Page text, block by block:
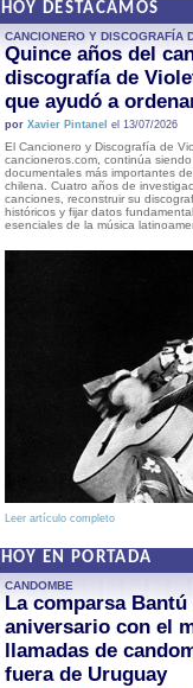
HOY DESTACAMOS
CANCIONERO Y DISCOGRAFÍA
Quince años del
discografía de
que ayudó a
por Xavier Pintanel el 13/07/2026
El Cancionero y Discografía de
cancioneros.com, continúa
documentales más importantes
chilena. Cuatro años de
canciones, reconstruir su
históricos y fijar datos
esenciales de la música
Leer artículo completo
HOY EN PORTADA
CANDOMBE
La comparsa Bantú
aniversario con el
llamadas de
fuera de Uruguay